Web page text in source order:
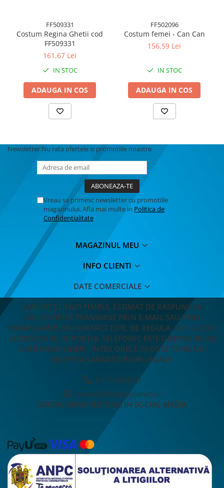
FF509331
Costum Regina Ghetii cod
FF509331
161,67 Lei
IN STOC
ADAUGA IN COS
FF502096
Costum femei - Can Can
156,59 Lei
IN STOC
ADAUGA IN COS
Newsletter Nu rata ofertele si promotiile noastre
Vreau sa primesc newsletter cu promotiile
magazinului. Afla mai multe in Politica de
Confidentialitate
MAGAZINUL MEU
INFO CLIENTI
DATE COMERCIALE
SUPORT CLIENTI TIMPUL ESTIMAT DE RASPUNS LA
SOLICITARILE TRANSMISE PRIN E-MAIL SAU PRIN
FORMULARUL DE CONTACT ESTE, DE REGULA, DE 1–2 ZILE
LUCRATOARE. SUPORTUL TELEFONIC ESTE DISPONIBIL DE
LUNI PANA VINERI, INTRE ORELE 10:00 SI 17:00, CU
EXCEPTIA SARBATORILOR LEGALE.
0771636020
contact@hobbyplanet.ro
SOCIAL URMARESTE-NE IN SOCIAL MEDIA